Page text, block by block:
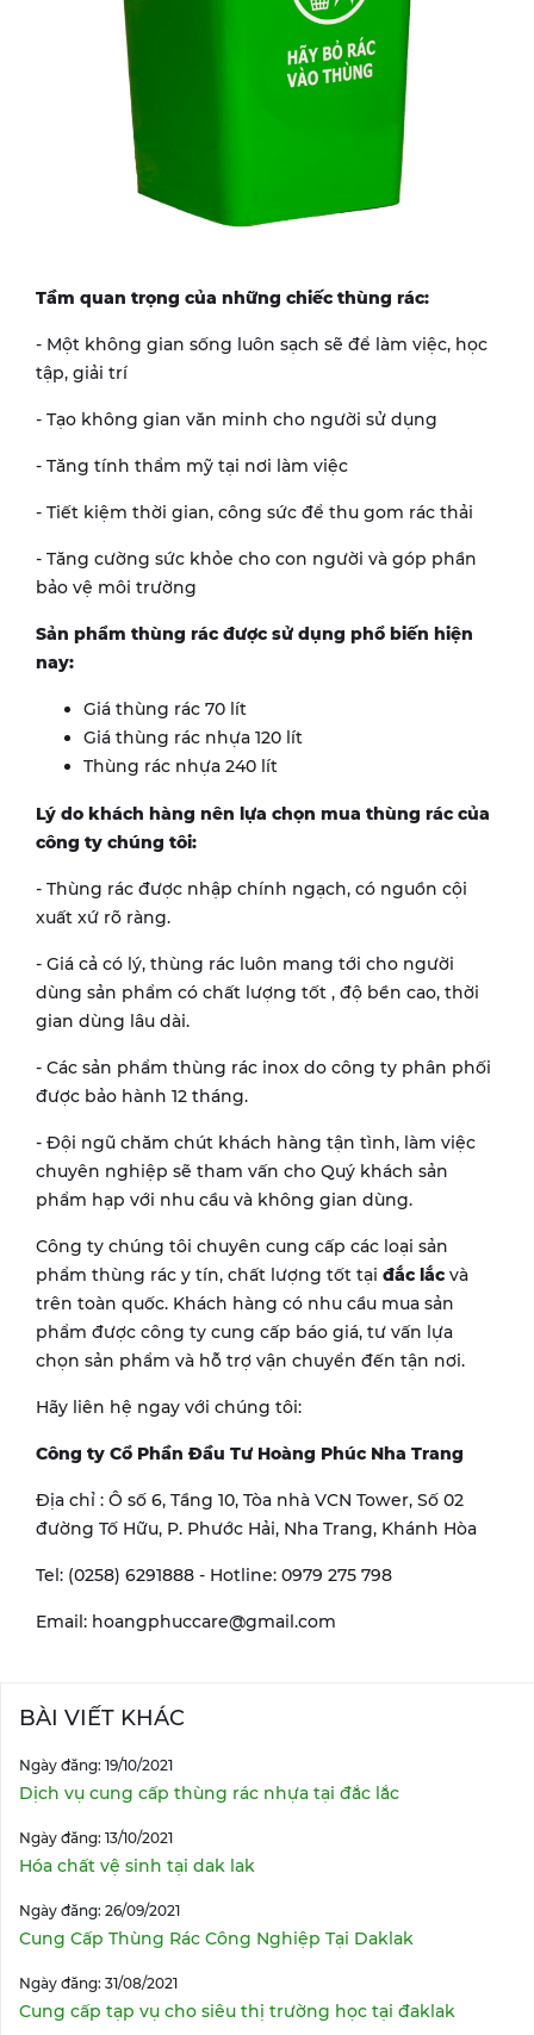
Tầm quan trọng của những chiếc thùng rác:
- Một không gian sống luôn sạch sẽ để làm việc, học
tập, giải trí
- Tạo không gian văn minh cho người sử dụng
- Tăng tính thẩm mỹ tại nơi làm việc
- Tiết kiệm thời gian, công sức để thu gom rác thải
- Tăng cường sức khỏe cho con người và góp phần
bảo vệ môi trường
Sản phẩm thùng rác được sử dụng phổ biến hiện
nay:
Giá thùng rác 70 lít
Giá thùng rác nhựa 120 lít
Thùng rác nhựa 240 lít
Lý do khách hàng nên lựa chọn mua thùng rác của
công ty chúng tôi:
- Thùng rác được nhập chính ngạch, có nguồn cội
xuất xứ rõ ràng.
- Giá cả có lý, thùng rác luôn mang tới cho người
dùng sản phẩm có chất lượng tốt , độ bền cao, thời
gian dùng lâu dài.
- Các sản phẩm thùng rác inox do công ty phân phối
được bảo hành 12 tháng.
- Đội ngũ chăm chút khách hàng tận tình, làm việc
chuyên nghiệp sẽ tham vấn cho Quý khách sản
phẩm hạp với nhu cầu và không gian dùng.
Công ty chúng tôi chuyên cung cấp các loại sản
phẩm thùng rác y tín, chất lượng tốt tại đắc lắc và
trên toàn quốc. Khách hàng có nhu cầu mua sản
phẩm được công ty cung cấp báo giá, tư vấn lựa
chọn sản phẩm và hỗ trợ vận chuyển đến tận nơi.
Hãy liên hệ ngay với chúng tôi:
Công ty Cổ Phần Đầu Tư Hoàng Phúc Nha Trang
Địa chỉ : Ô số 6, Tầng 10, Tòa nhà VCN Tower, Số 02
đường Tố Hữu, P. Phước Hải, Nha Trang, Khánh Hòa
Tel: (0258) 6291888 - Hotline: 0979 275 798
Email: hoangphuccare@gmail.com
BÀI VIẾT KHÁC
Ngày đăng: 19/10/2021
Dịch vụ cung cấp thùng rác nhựa tại đắc lắc
Ngày đăng: 13/10/2021
Hóa chất vệ sinh tại dak lak
Ngày đăng: 26/09/2021
Cung Cấp Thùng Rác Công Nghiệp Tại Daklak
Ngày đăng: 31/08/2021
Cung cấp tạp vụ cho siêu thị trường học tại đaklak